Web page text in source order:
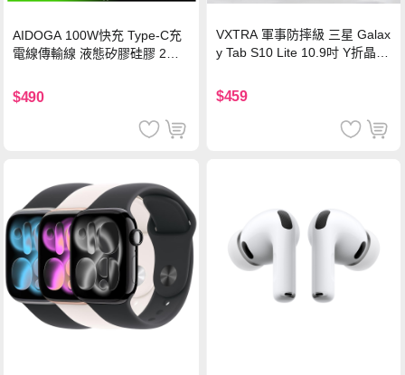
AIDOGA 100W快充 Type-C充
電線傳輸線 液態矽膠硅膠 2M
$490
VXTRA 軍事防摔級 三星 Galax
y Tab S10 Lite 10.9吋 Y折晶透
$459